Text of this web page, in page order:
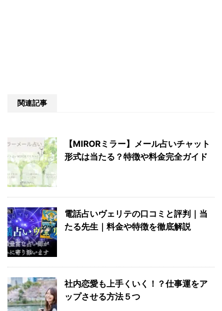
関連記事
【MIRORミラー】メール占いチャット
形式は当たる？特徴や料金完全ガイド
電話占いヴェリテの口コミと評判｜当
たる先生｜料金や特徴を徹底解説
社内恋愛も上手くいく！？仕事運をア
ップさせる方法５つ